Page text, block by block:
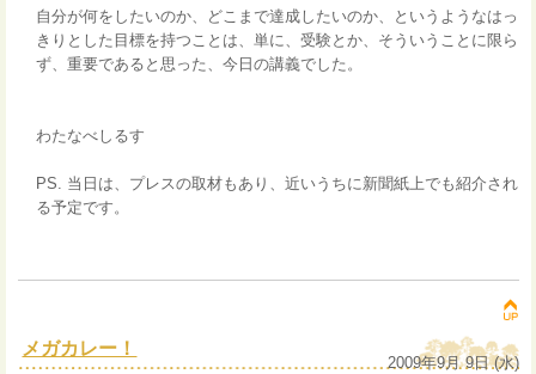
自分が何をしたいのか、どこまで達成したいのか、というようなはっ
きりとした目標を持つことは、単に、受験とか、そういうことに限ら
ず、重要であると思った、今日の講義でした。
わたなべしるす
PS. 当日は、プレスの取材もあり、近いうちに新聞紙上でも紹介され
る予定です。
メガカレー！
2009年9月 9日 (水)